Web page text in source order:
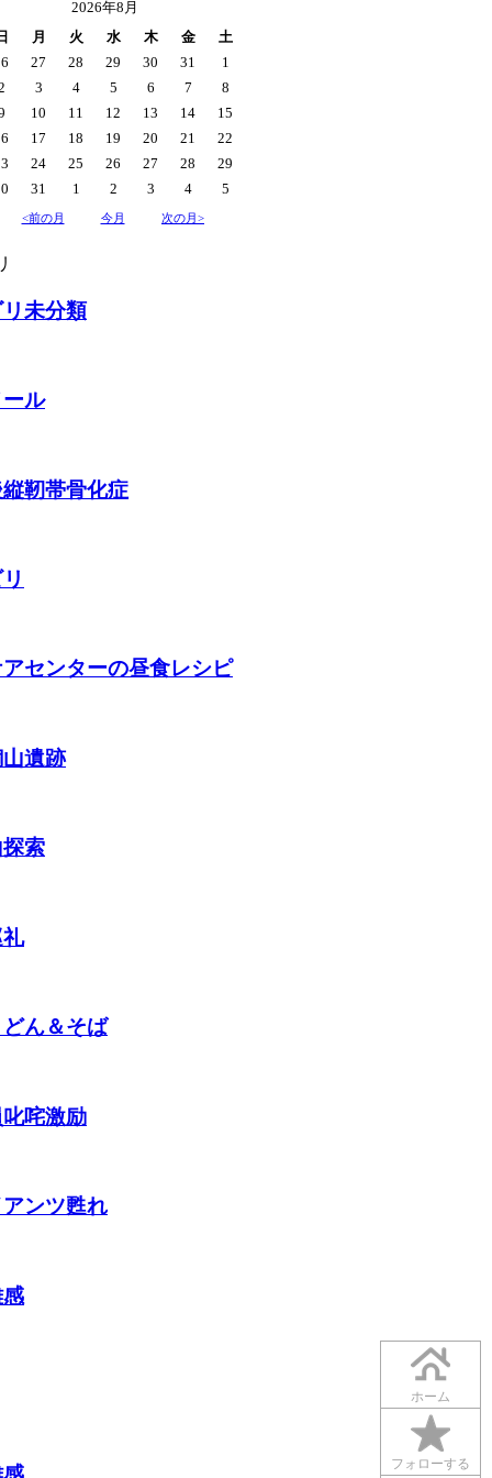
ホーム
フォローする
2026年8月
月 火 水 木 金
土
27 28 29 30 31
1
3 4 5 6 7
8
10 11 12 13 14
15
17 18 19 20 21
22
24 25 26 27 28
29
31 1 2 3 4 5
<前の月 今月 次の月>
未分類
ル
靭帯骨化症
センターの昼食レシピ
遺跡
索
ん＆そば
咤激励
ンツ甦れ